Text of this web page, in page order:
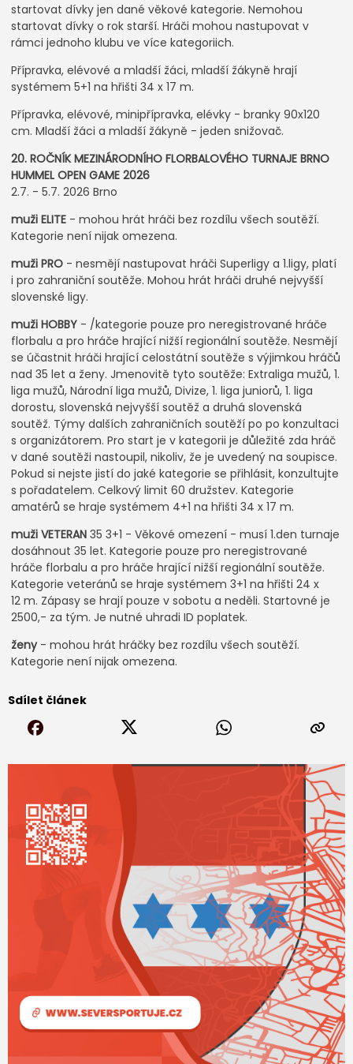
Sdílet článek
startovat dívky jen dané věkové kategorie. Nemohou
startovat dívky o rok starší. Hráči mohou nastupovat v
rámci jednoho klubu ve více kategoriich.
Přípravka, elévové a mladší žáci, mladší žákyně hrají
systémem 5+1 na hřišti 34 x 17 m.
Přípravka, elévové, minipřípravka, elévky - branky 90x120
cm. Mladší žáci a mladší žákyně - jeden snižovač.
20. ROČNÍK MEZINÁRODNÍHO FLORBALOVÉHO TURNAJE BRNO
HUMMEL OPEN GAME 2026
2.7. - 5.7. 2026 Brno
muži ELITE - mohou hrát hráči bez rozdílu všech soutěží.
Kategorie není nijak omezena.
muži PRO - nesmějí nastupovat hráči Superligy a 1.ligy, platí
i pro zahraniční soutěže. Mohou hrát hráči druhé nejvyšší
slovenské ligy.
muži HOBBY - /kategorie pouze pro neregistrované hráče
florbalu a pro hráče hrající nižší regionální soutěže. Nesmějí
se účastnit hráči hrající celostátní soutěže s výjimkou hráčů
nad 35 let a ženy. Jmenovitě tyto soutěže: Extraliga mužů, 1.
liga mužů, Národní liga mužů, Divize, 1. liga juniorů, 1. liga
dorostu, slovenská nejvyšší soutěž a druhá slovenská
soutěž. Týmy dalších zahraničních soutěží po po konzultaci
s organizátorem. Pro start je v kategorii je důležité zda hráč
v dané soutěži nastoupil, nikoliv, že je uvedený na soupisce.
Pokud si nejste jistí do jaké kategorie se přihlásit, konzultujte
s pořadatelem. Celkový limit 60 družstev. Kategorie
amatérů se hraje systémem 4+1 na hřišti 34 x 17 m.
muži VETERAN 35 3+1 - Věkové omezení - musí 1.den turnaje
dosáhnout 35 let. Kategorie pouze pro neregistrované
hráče florbalu a pro hráče hrající nižší regionální soutěže.
Kategorie veteránů se hraje systémem 3+1 na hřišti 24 x
12 m. Zápasy se hrají pouze v sobotu a neděli. Startovné je
2500,- za tým. Je nutné uhradi ID poplatek.
ženy- mohou hrát hráčky bez rozdílu všech soutěží.
Kategorie není nijak omezena.